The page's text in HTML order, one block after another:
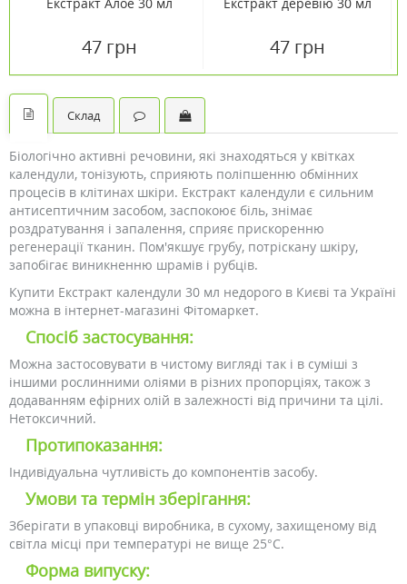
47 грн 47 грн
Склад
Біологічно активні речовини, які знаходяться у квітках
календули, тонізують, сприяють поліпшенню обмінних
процесів в клітинах шкіри. Екстракт календули є сильним
антисептичним засобом, заспокоює біль, знімає
роздратування і запалення, сприяє прискоренню
регенерації тканин. Пом'якшує грубу, потріскану шкіру,
запобігає виникненню шрамів і рубців.
Купити Екстракт календули 30 мл недорого в Києві та Україні
можна в інтернет-магазині Фітомаркет.
Спосіб застосування:
Можна застосовувати в чистому вигляді так і в суміші з
іншими рослинними оліями в різних пропорціях, також з
додаванням ефірних олій в залежності від причини та цілі.
Нетоксичний.
Протипоказання:
Індивідуальна чутливість до компонентів засобу.
Умови та термін зберігання:
Зберігати в упаковці виробника, в сухому, захищеному від
світла місці при температурі не вище 25°C.
Форма випуску: